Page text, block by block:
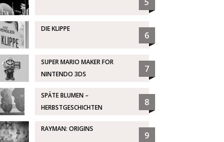
DIE KLIPPE
6
SUPER MARIO MAKER FOR
NINTENDO 3DS
7
SPÄTE BLUMEN –
HERBSTGESCHICHTEN
8
RAYMAN: ORIGINS
9